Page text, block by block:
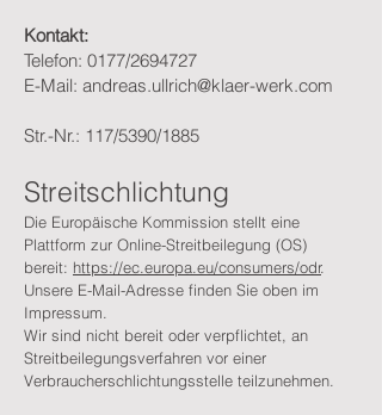
Kontakt:
Telefon: 0177/2694727
E-Mail: andreas.ullrich@klaer-werk.com
Str.-Nr.: 117/5390/1885
Streitschlichtung
Die Europäische Kommission stellt eine
Plattform zur Online-Streitbeilegung (OS)
bereit: https://ec.europa.eu/consumers/odr.
Unsere E-Mail-Adresse finden Sie oben im
Impressum.
Wir sind nicht bereit oder verpflichtet, an
Streitbeilegungsverfahren vor einer
Verbraucherschlichtungsstelle teilzunehmen.